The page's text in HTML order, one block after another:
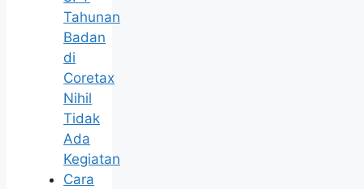
Tahunan
Badan
di
Coretax
Nihil
Tidak
Ada
Kegiatan
Cara